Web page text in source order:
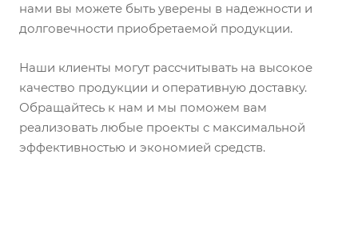
нами вы можете быть уверены в надежности и
долговечности приобретаемой продукции.
Наши клиенты могут рассчитывать на высокое
качество продукции и оперативную доставку.
Обращайтесь к нам и мы поможем вам
реализовать любые проекты с максимальной
эффективностью и экономией средств.